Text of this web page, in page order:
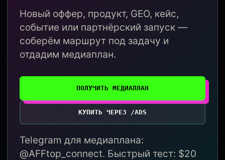
Новый оффер, продукт, GEO, кейс,
событие или партнёрский запуск —
соберём маршрут под задачу и
отдадим медиаплан.
ПОЛУЧИТЬ МЕДИАПЛАН
КУПИТЬ ЧЕРЕЗ /ADS
Telegram для медиаплана:
@AFFtop_connect. Быстрый тест: $20